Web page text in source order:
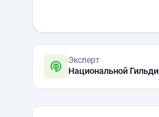
Эксперт
Национальной